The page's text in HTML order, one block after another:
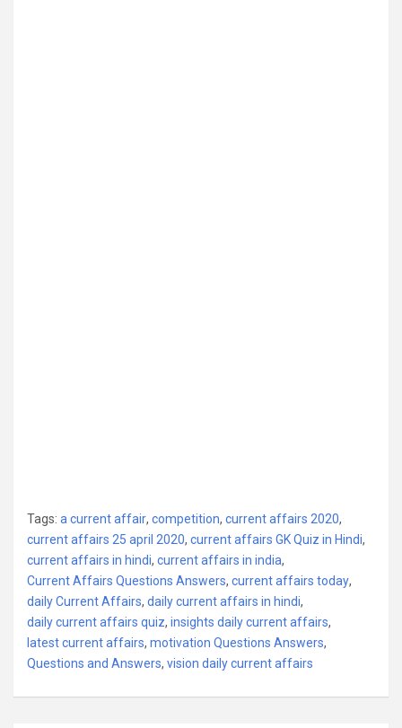
Tags: a current affair, competition, current affairs 2020,
current affairs 25 april 2020, current affairs GK Quiz in Hindi,
current affairs in hindi, current affairs in india,
Current Affairs Questions Answers, current affairs today,
daily Current Affairs, daily current affairs in hindi,
daily current affairs quiz, insights daily current affairs,
latest current affairs, motivation Questions Answers,
Questions and Answers, vision daily current affairs